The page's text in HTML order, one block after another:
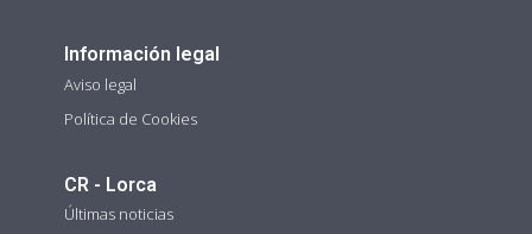
Información legal
Aviso legal
Política de Cookies
CR - Lorca
Últimas noticias